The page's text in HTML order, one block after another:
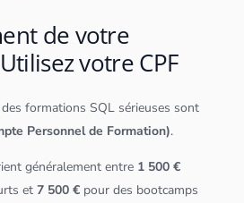
de votre
votre CPF
formations SQL sérieuses sont
Personnel de Formation).
généralement entre 1 500 €
et7 500 € pour des bootcamps